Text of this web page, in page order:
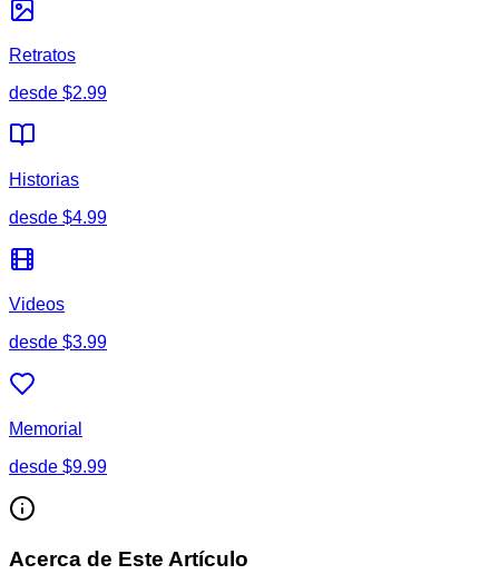
Retratos
desde $2.99
Historias
desde $4.99
Videos
desde $3.99
Memorial
desde $9.99
Acerca de Este Artículo